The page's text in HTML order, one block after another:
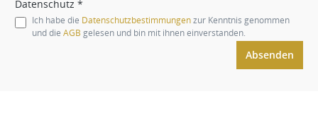
Datenschutz *
Ich habe die Datenschutzbestimmungenzur Kenntnis genommen
und die AGB gelesen und bin mit ihnen einverstanden.
Absenden